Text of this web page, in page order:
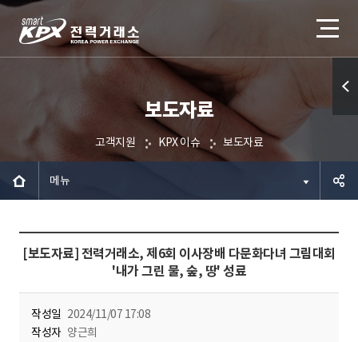
보도자료
고객지원 KPX 이슈 보도자료
메뉴
기
[보도자료] 전력거래소, 제6회 이사장배 다문화다녀 그림대회
'내가 그린 물, 숲, 땅' 성료
작성일 2024/11/07 17:08
작성자 양근희